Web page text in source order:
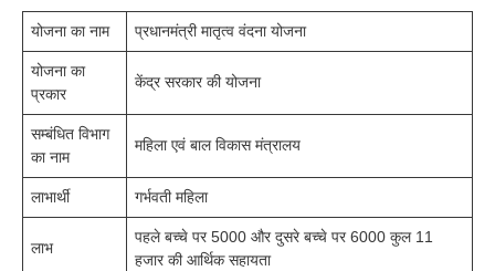
योजना का नाम प्रधानमंत्री मातृत्व वंदना योजना
योजना का
प्रकार
केंद्र सरकार की योजना
सम्बंधित विभाग
का नाम
महिला एवं बाल विकास मंत्रालय
लाभार्थी गर्भवती महिला
लाभ
पहले बच्चे पर 5000 और दुसरे बच्चे पर 6000 कुल 11
हजार की आर्थिक सहायता